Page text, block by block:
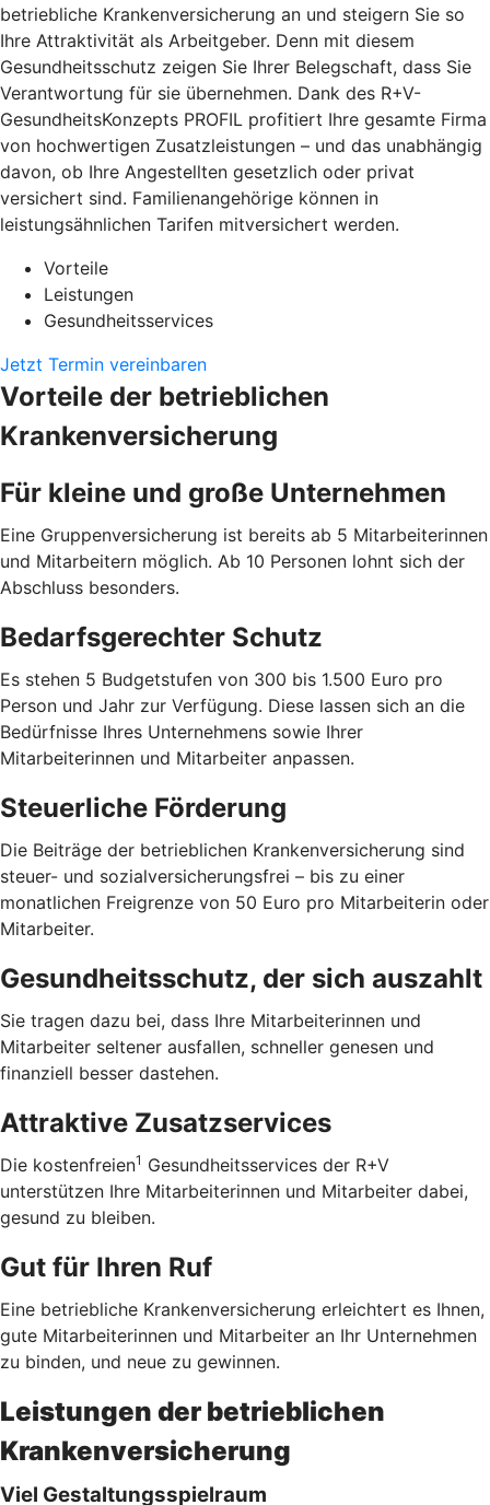
betriebliche Krankenversicherung an und steigern Sie so
Ihre Attraktivität als Arbeitgeber. Denn mit diesem
Gesundheitsschutz zeigen Sie Ihrer Belegschaft, dass Sie
Verantwortung für sie übernehmen. Dank des R+V-
GesundheitsKonzepts PROFIL profitiert Ihre gesamte Firma
von hochwertigen Zusatzleistungen – und das unabhängig
davon, ob Ihre Angestellten gesetzlich oder privat
versichert sind. Familienangehörige können in
leistungsähnlichen Tarifen mitversichert werden.
Vorteile
Leistungen
Gesundheitsservices
Jetzt Termin vereinbaren
Vorteile der betrieblichen
Krankenversicherung
Für kleine und große Unternehmen
Eine Gruppenversicherung ist bereits ab 5 Mitarbeiterinnen
und Mitarbeitern möglich. Ab 10 Personen lohnt sich der
Abschluss besonders.
Bedarfsgerechter Schutz
Es stehen 5 Budgetstufen von 300 bis 1.500 Euro pro
Person und Jahr zur Verfügung. Diese lassen sich an die
Bedürfnisse Ihres Unternehmens sowie Ihrer
Mitarbeiterinnen und Mitarbeiter anpassen.
Steuerliche Förderung
Die Beiträge der betrieblichen Krankenversicherung sind
steuer- und sozialversicherungsfrei – bis zu einer
monatlichen Freigrenze von 50 Euro pro Mitarbeiterin oder
Mitarbeiter.
Gesundheitsschutz, der sich auszahlt
Sie tragen dazu bei, dass Ihre Mitarbeiterinnen und
Mitarbeiter seltener ausfallen, schneller genesen und
finanziell besser dastehen.
Attraktive Zusatzservices
Die kostenfreien1 Gesundheitsservices der R+V
unterstützen Ihre Mitarbeiterinnen und Mitarbeiter dabei,
gesund zu bleiben.
Gut für Ihren Ruf
Eine betriebliche Krankenversicherung erleichtert es Ihnen,
gute Mitarbeiterinnen und Mitarbeiter an Ihr Unternehmen
zu binden, und neue zu gewinnen.
Leistungen der betrieblichen
Krankenversicherung
Viel Gestaltungsspielraum